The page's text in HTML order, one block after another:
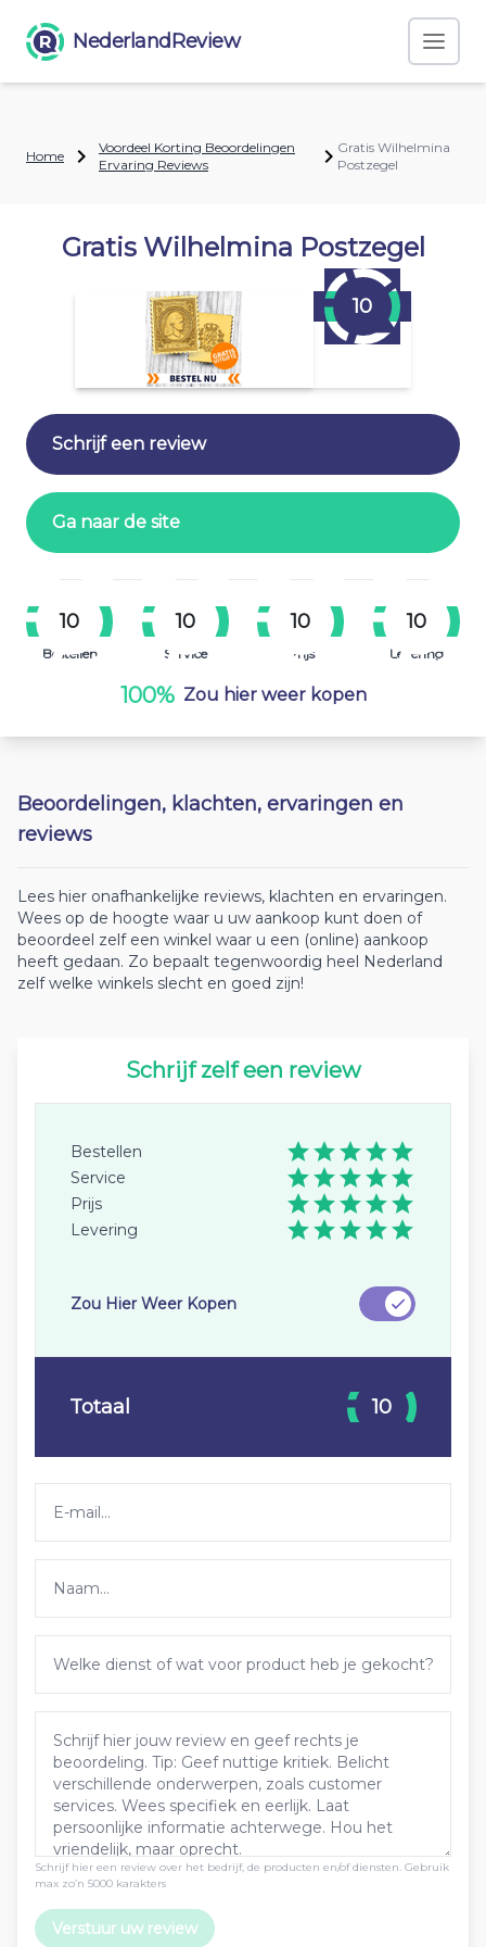
NederlandReview
Home
Voordeel Korting Beoordelingen
Ervaring Reviews
Gratis Wilhelmina
Postzegel
Gratis Wilhelmina Postzegel
10
Schrijf een review
Ga naar de site
10
Bestellen
10
Service
10
Prijs
10
Levering
100% Zou hier weer kopen
Beoordelingen, klachten, ervaringen en
reviews
Lees hier onafhankelijke reviews, klachten en ervaringen.
Wees op de hoogte waar u uw aankoop kunt doen of
beoordeel zelf een winkel waar u een (online) aankoop
heeft gedaan. Zo bepaalt tegenwoordig heel Nederland
zelf welke winkels slecht en goed zijn!
Schrijf zelf een review
Schrijf hier een review over het bedrijf, de producten en/of diensten. Gebruik
max zo’n 5000 karakters
Verstuur uw review
Bestellen
Service
Prijs
Levering
Zou Hier Weer Kopen
Totaal 10